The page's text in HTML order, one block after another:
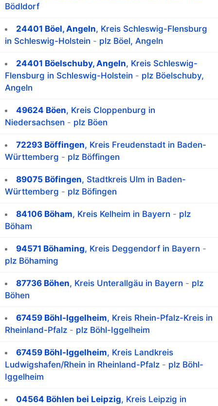
Bödldorf
24401 Böel, Angeln, Kreis Schleswig-Flensburg
in Schleswig-Holstein - plz Böel, Angeln
24401 Böelschuby, Angeln, Kreis Schleswig-
Flensburg in Schleswig-Holstein - plz Böelschuby,
Angeln
49624 Böen, Kreis Cloppenburg in
Niedersachsen - plz Böen
72293 Böffingen, Kreis Freudenstadt in Baden-
Württemberg - plz Böffingen
89075 Böfingen, Stadtkreis Ulm in Baden-
Württemberg - plz Böfingen
84106 Böham, Kreis Kelheim in Bayern - plz
Böham
94571 Böhaming, Kreis Deggendorf in Bayern -
plz Böhaming
87736 Böhen, Kreis Unterallgäu in Bayern - plz
Böhen
67459 Böhl-Iggelheim, Kreis Rhein-Pfalz-Kreis in
Rheinland-Pfalz - plz Böhl-Iggelheim
67459 Böhl-Iggelheim, Kreis Landkreis
Ludwigshafen/Rhein in Rheinland-Pfalz - plz Böhl-
Iggelheim
04564 Böhlen bei Leipzig, Kreis Leipzig in